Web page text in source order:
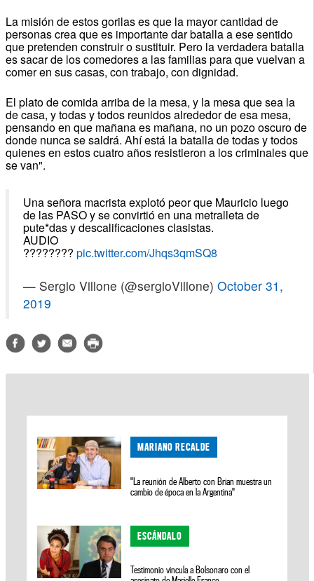
La misión de estos gorilas es que la mayor cantidad de
personas crea que es importante dar batalla a ese sentido
que pretenden construir o sustituir. Pero la verdadera batalla
es sacar de los comedores a las familias para que vuelvan a
comer en sus casas, con trabajo, con dignidad.
El plato de comida arriba de la mesa, y la mesa que sea la
de casa, y todas y todos reunidos alrededor de esa mesa,
pensando en que mañana es mañana, no un pozo oscuro de
donde nunca se saldrá. Ahí está la batalla de todas y todos
quienes en estos cuatro años resistieron a los criminales que
se van".
Una señora macrista explotó peor que Mauricio luego
de las PASO y se convirtió en una metralleta de
pute*das y descalificaciones clasistas.
AUDIO
???????? pic.twitter.com/Jhqs3qmSQ8
— Sergio Villone (@sergioVillone) October 31,
2019
MARIANO RECALDE
"La reunión de Alberto con Brian muestra un
cambio de época en la Argentina"
ESCÁNDALO
Testimonio vincula a Bolsonaro con el